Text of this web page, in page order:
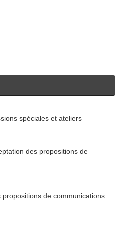
spéciales et ateliers
des propositions de
de communications